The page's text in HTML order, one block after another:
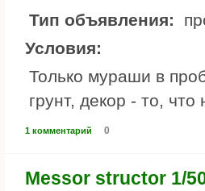
Тип объявления:
Условия:
Только мураши в
грунт, декор - то,
1 комментарий 0
Messor structor 1/